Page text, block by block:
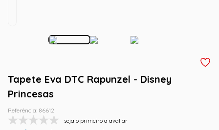
Tapete Eva DTC Rapunzel - Disney
Princesas
Referência: 86612
seja o primeiro a avaliar